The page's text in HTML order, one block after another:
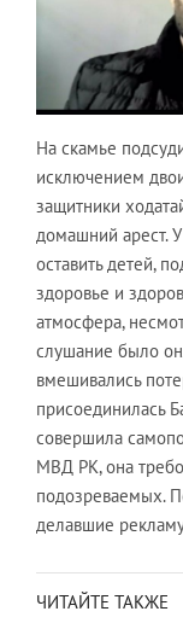
На скамье
исключением
защитники
домашний арест.
оставить детей,
здоровье и
атмосфера,
слушание было
вмешивались
присоединилась
совершила
МВД РК, она
подозреваемых.
делавшие
ЧИТАЙТЕ ТАКЖЕ